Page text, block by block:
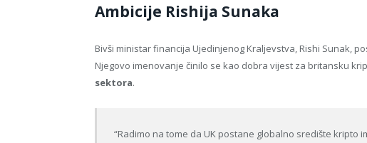
Ambicije Rishija Sunaka
Bivši ministar financija Ujedinjenog Kraljevstva, Rishi Sunak,
Njegovo imenovanje činilo se kao dobra vijest za britansku
sektora.
“Radimo na tome da UK postane globalno središte kripto